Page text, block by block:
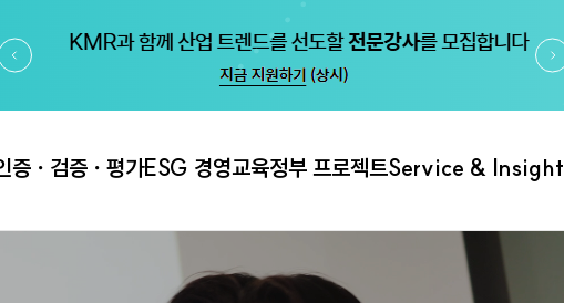
증ㆍ검증ㆍ평가ESG 경영교육정부 프로젝트Service & Insight